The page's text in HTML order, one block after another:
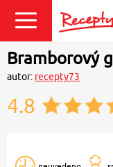
Přihlásit se
Bramborový
autor: recepty73
4.8